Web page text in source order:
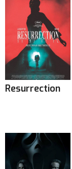
Resurrection